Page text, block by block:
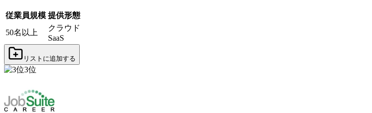
従業員規模 提供形態
50名以上
クラウド
SaaS
リストに追加する
3位